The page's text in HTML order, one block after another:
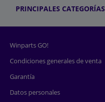
PRINCIPALES CATEGORÍAS
Winparts GO!
Condiciones generales de venta
Garantía
Datos personales